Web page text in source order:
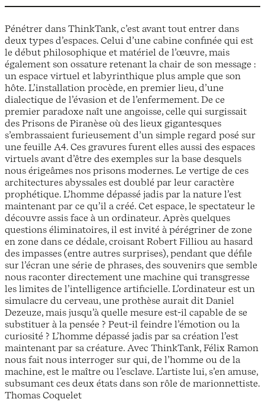
Pénétrer dans ThinkTank, c’est avant tout entrer dans
deux types d’espaces. Celui d’une cabine confinée qui est
le début philosophique et matériel de l’œuvre, mais
également son ossature retenant la chair de son message :
un espace virtuel et labyrinthique plus ample que son
hôte. L’installation procède, en premier lieu, d’une
dialectique de l’évasion et de l’enfermement. De ce
premier paradoxe naît une angoisse, celle qui surgissait
des Prisons de Piranèse où des lieux gigantesques
s’embrassaient furieusement d’un simple regard posé sur
une feuille A4. Ces gravures furent elles aussi des espaces
virtuels avant d’être des exemples sur la base desquels
nous érigeâmes nos prisons modernes. Le vertige de ces
architectures abyssales est doublé par leur caractère
prophétique. L’homme dépassé jadis par la nature l’est
maintenant par ce qu’il a créé. Cet espace, le spectateur le
découvre assis face à un ordinateur. Après quelques
questions éliminatoires, il est invité à pérégriner de zone
en zone dans ce dédale, croisant Robert Filliou au hasard
des impasses (entre autres surprises), pendant que défile
sur l’écran une série de phrases, des souvenirs que semble
nous raconter directement une machine qui transgresse
les limites de l’intelligence artificielle. L’ordinateur est un
simulacre du cerveau, une prothèse aurait dit Daniel
Dezeuze, mais jusqu’à quelle mesure est-il capable de se
substituer à la pensée ? Peut-il feindre l’émotion ou la
curiosité ? L’homme dépassé jadis par sa création l’est
maintenant par sa créature. Avec ThinkTank, Félix Ramon
nous fait nous interroger sur qui, de l’homme ou de la
machine, est le maître ou l’esclave. L’artiste lui, s’en amuse,
subsumant ces deux états dans son rôle de marionnettiste.
Thomas Coquelet